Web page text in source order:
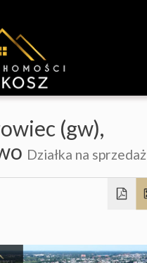
(gw),
Działka na sprzedaż